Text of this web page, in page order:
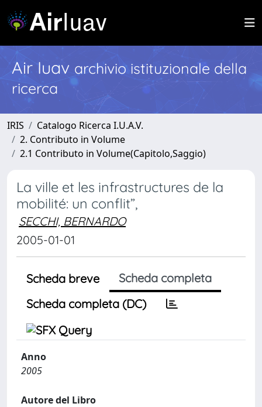
Air Iuav archivio istituzionale della
ricerca
IRIS
Catalogo Ricerca I.U.A.V.
2. Contributo in Volume
2.1 Contributo in Volume(Capitolo,Saggio)
La ville et les infrastructures de la
mobilité: un conflit”,
SECCHI, BERNARDO
2005-01-01
Scheda breve
Scheda completa
Scheda completa (DC)
Anno
2005
Autore del Libro